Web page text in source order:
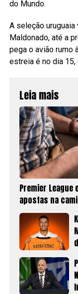
do Mundo.
A seleção uruguaia
Maldonado, até a
pega o avião rumo
estreia é no dia 15,
Leia mais
Premier
apostas na